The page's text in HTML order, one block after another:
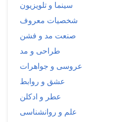
سینما و تلویزیون
شخصیات معروف
صنعت مد و فشن
طراحی و مد
عروسی و جواهرات
عشق و روابط
عطر و ادکلن
علم و روانشناسی